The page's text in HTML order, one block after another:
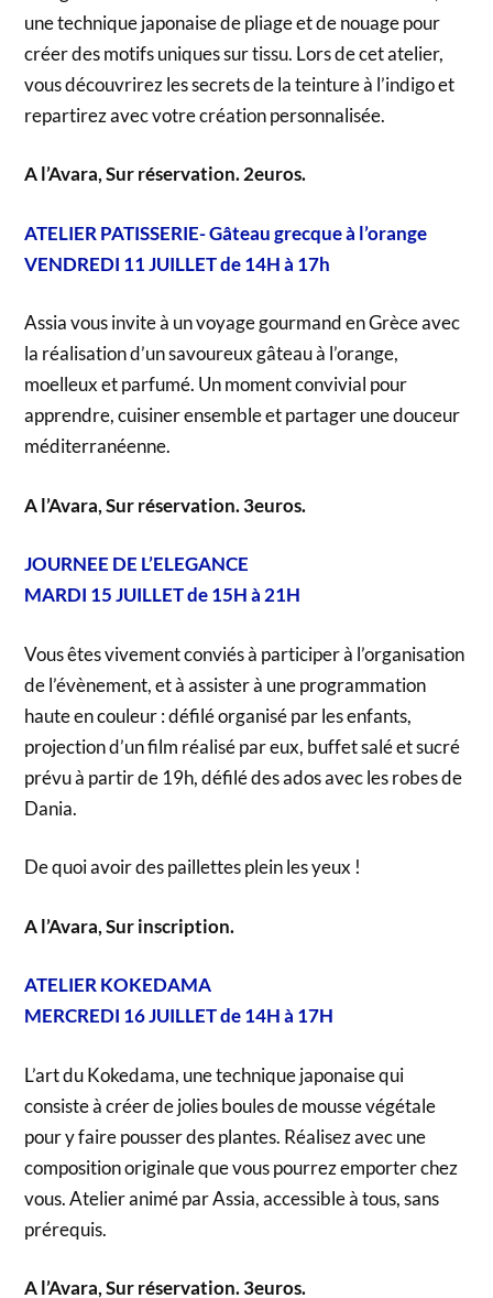
une technique japonaise de pliage et de nouage pour
créer des motifs uniques sur tissu. Lors de cet atelier,
vous découvrirez les secrets de la teinture à l’indigo et
repartirez avec votre création personnalisée.
A l’Avara, Sur réservation. 2euros.
ATELIER PATISSERIE- Gâteau grecque à l’orange
VENDREDI 11 JUILLET de 14H à 17h
Assia vous invite à un voyage gourmand en Grèce avec
la réalisation d’un savoureux gâteau à l’orange,
moelleux et parfumé. Un moment convivial pour
apprendre, cuisiner ensemble et partager une douceur
méditerranéenne.
A l’Avara, Sur réservation. 3euros.
JOURNEE DE L’ELEGANCE
MARDI 15 JUILLET de 15H à 21H
Vous êtes vivement conviés à participer à l’organisation
de l’évènement, et à assister à une programmation
haute en couleur : défilé organisé par les enfants,
projection d’un film réalisé par eux, buffet salé et sucré
prévu à partir de 19h, défilé des ados avec les robes de
Dania.
De quoi avoir des paillettes plein les yeux !
A l’Avara, Sur inscription.
ATELIER KOKEDAMA
MERCREDI 16 JUILLET de 14H à 17H
L’art du Kokedama, une technique japonaise qui
consiste à créer de jolies boules de mousse végétale
pour y faire pousser des plantes. Réalisez avec une
composition originale que vous pourrez emporter chez
vous. Atelier animé par Assia, accessible à tous, sans
prérequis.
A l’Avara, Sur réservation. 3euros.